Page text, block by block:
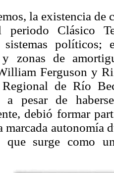
la existencia de
periodo Clásico
sistemas
zonas de
Ferguson y
Regional de Río
a pesar de
debió formar
marcada autonomía
que surge como